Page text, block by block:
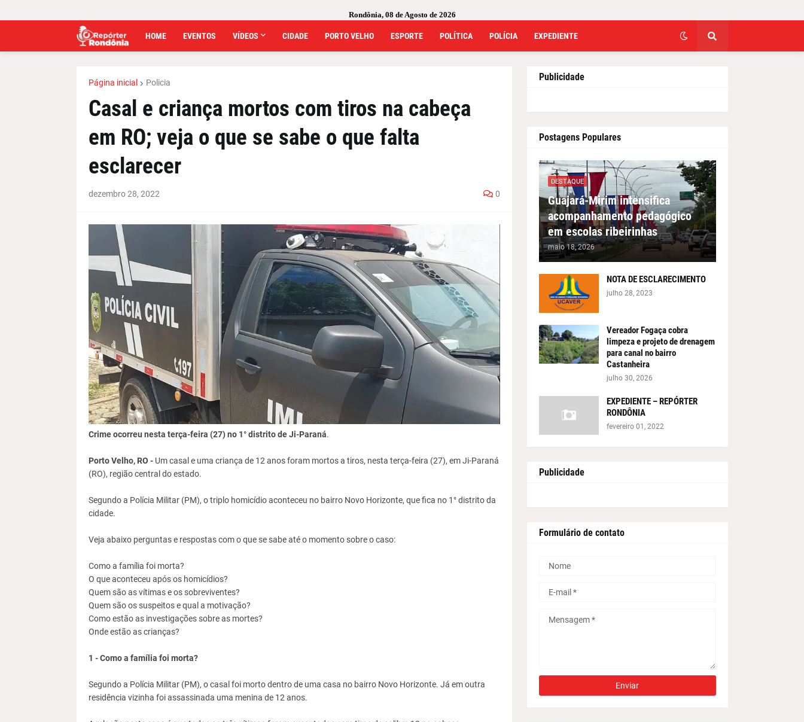
Rondônia, 08 de Agosto de 2026
HOME EVENTOS VÍDEOS CIDADE PORTO VELHO ESPORTE POLÍTICA POLÍCIA EXPEDIENTE
Página inicial Policia
Casal e criança mortos com tiros na cabeça
em RO; veja o que se sabe o que falta
esclarecer
dezembro 28, 2022 0
Crime ocorreu nesta terça-feira (27) no 1° distrito de Ji-Paraná.
Porto Velho, RO -Um casal e uma criança de 12 anos foram mortos a tiros, nesta terça-feira (27), em Ji-Paraná
(RO), região central do estado.
Segundo a Polícia Militar (PM), o triplo homicídio aconteceu no bairro Novo Horizonte, que fica no 1° distrito da
cidade.
Veja abaixo perguntas e respostas com o que se sabe até o momento sobre o caso:
Como a família foi morta?
O que aconteceu após os homicídios?
Quem são as vítimas e os sobreviventes?
Quem são os suspeitos e qual a motivação?
Como estão as investigações sobre as mortes?
Onde estão as crianças?
1 - Como a família foi morta?
Segundo a Polícia Militar (PM), o casal foi morto dentro de uma casa no bairro Novo Horizonte. Já em outra
residência vizinha foi assassinada uma menina de 12 anos.
Publicidade
Postagens Populares
DESTAQUE
Guajará-Mirim intensifica
acompanhamento pedagógico
em escolas ribeirinhas
maio 18, 2026
NOTA DE ESCLARECIMENTO
julho 28, 2023
Vereador Fogaça cobra
limpeza e projeto de drenagem
para canal no bairro
Castanheira
julho 30, 2026
EXPEDIENTE – REPÓRTER
RONDÔNIA
fevereiro 01, 2022
Publicidade
Formulário de contato